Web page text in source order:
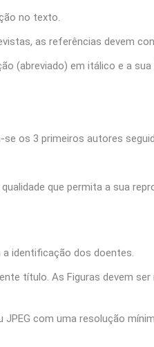
no texto.
as referências devem
(abreviado) em itálico e a
os 3 primeiros autores
que permita a sua
identificação dos doentes.
título. As Figuras devem
com uma resolução